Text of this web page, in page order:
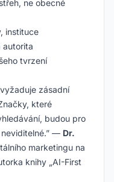
ne obecné
instituce
autorita
tvrzení
zásadní
které
budou pro
— Dr.
marketingu na
knihy „AI-First